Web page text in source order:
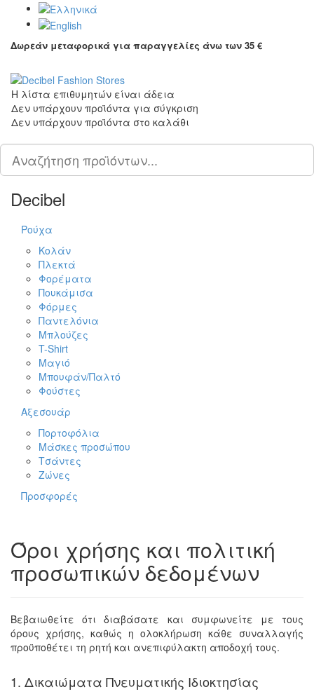
Δωρεάν μεταφορικά για παραγγελίες άνω των 35 €
Η λίστα επιθυμητών είναι άδεια
Δεν υπάρχουν προϊόντα για σύγκριση
Δεν υπάρχουν προϊόντα στο καλάθι
to
Top
Decibel
Ρούχα
Κολάν
Πλεκτά
Φορέματα
Πουκάμισα
Φόρμες
Παντελόνια
Μπλούζες
T-Shirt
Μαγιό
Μπουφάν/Παλτό
Φούστες
Αξεσουάρ
Πορτοφόλια
Μάσκες προσώπου
Τσάντες
Ζώνες
Προσφορές
Όροι χρήσης και πολιτική
προσωπικών δεδομένων
Βεβαιωθείτε ότι διαβάσατε και συμφωνείτε με τους
όρους χρήσης, καθώς η ολοκλήρωση κάθε συναλλαγής
προϋποθέτει τη ρητή και ανεπιφύλακτη αποδοχή τους.
1. Δικαιώματα Πνευματικής Ιδιοκτησίας